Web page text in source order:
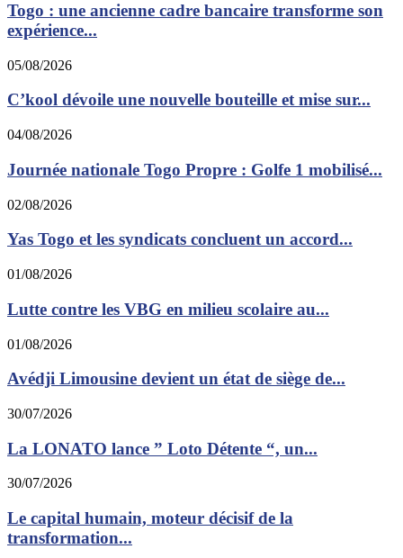
Togo : une ancienne cadre bancaire transforme son
expérience...
05/08/2026
C’kool dévoile une nouvelle bouteille et mise sur...
04/08/2026
Journée nationale Togo Propre : Golfe 1 mobilisé...
02/08/2026
Yas Togo et les syndicats concluent un accord...
01/08/2026
Lutte contre les VBG en milieu scolaire au...
01/08/2026
Avédji Limousine devient un état de siège de...
30/07/2026
La LONATO lance ” Loto Détente “, un...
30/07/2026
Le capital humain, moteur décisif de la
transformation...